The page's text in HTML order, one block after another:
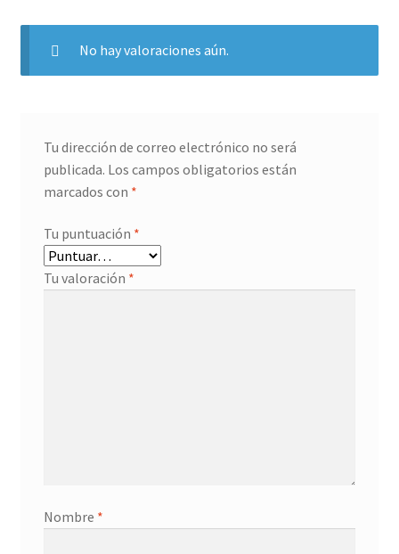
No hay valoraciones aún.
Tu dirección de correo electrónico no será
publicada. Los campos obligatorios están
marcados con *
Tu puntuación *
Tu valoración *
Nombre *